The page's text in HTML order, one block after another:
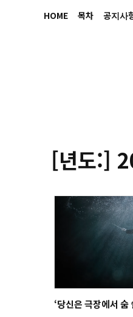
HOME 목차 공지사
[년도:]
‘당신은 극장에서 숨